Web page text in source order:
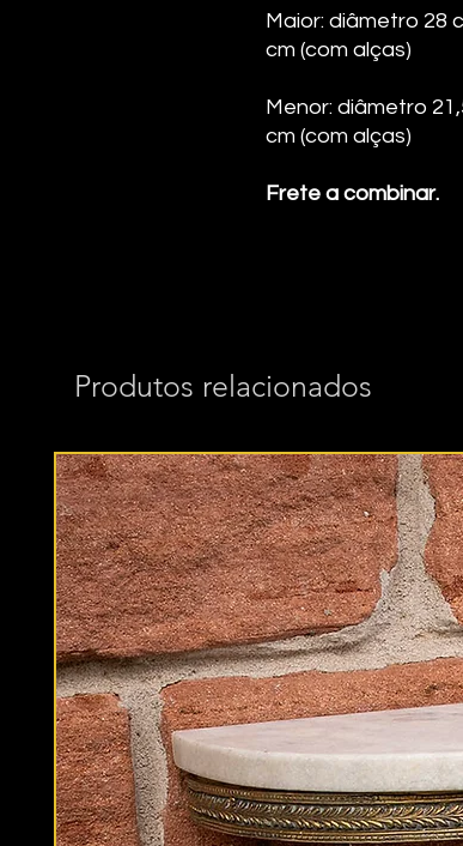
Maior: diâmetro 28
cm (com alças)
Menor: diâmetro
cm (com alças)
Frete a combinar.
Produtos relacionados